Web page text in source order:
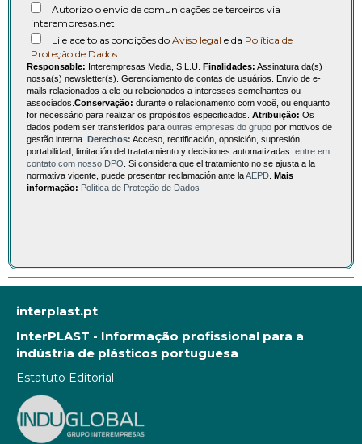
Autorizo o envio de comunicações de terceiros via
interempresas.net
Li e aceito as condições do Aviso legal e da Política de
Proteção de Dados
Responsable: Interempresas Media, S.L.U. Finalidades: Assinatura da(s)
nossa(s) newsletter(s). Gerenciamento de contas de usuários. Envio de e-
mails relacionados a ele ou relacionados a interesses semelhantes ou
associados. Conservação: durante o relacionamento com você, ou enquanto
for necessário para realizar os propósitos especificados. Atribuição: Os
dados podem ser transferidos para outras empresas do grupo por motivos de
gestão interna. Derechos: Acceso, rectificación, oposición, supresión,
portabilidad, limitación del tratatamiento y decisiones automatizadas: entre em
contato com nosso DPO . Si considera que el tratamiento no se ajusta a la
normativa vigente, puede presentar reclamación ante laAEPD Mais
informação: Política de Proteção de Dados
interplast.pt
InterPLAST - Informação profissional para a
indústria de plásticos portuguesa
Estatuto Editorial